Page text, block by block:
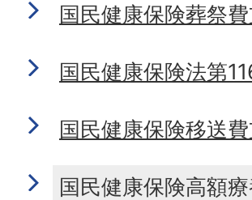
国民健康保険葬祭
国民健康保険法第
国民健康保険移送
国民健康保険高額